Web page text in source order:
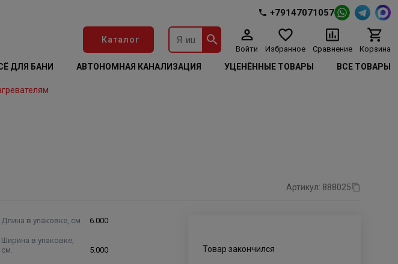
+79147071057
Каталог
Войти Избранное Сравнение Корзина
ДЛЯ БАНИ АВТОНОМНАЯ КАНАЛИЗАЦИЯ УЦЕНЁННЫЕ ТОВАРЫ ВСЕ ТОВАРЫ
Артикул: 888025
Длина в упаковке, см. 6.000
Ширина в упаковке,
см.
5.000 Товар закончился